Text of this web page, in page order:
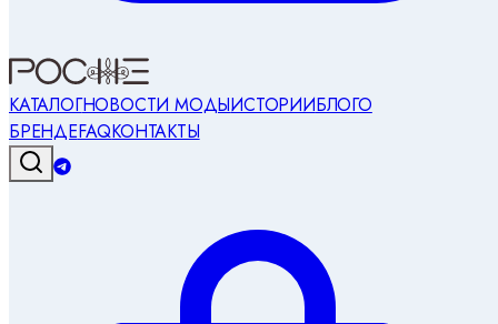
КАТАЛОГНОВОСТИ МОДЫИСТОРИИБЛОГО
БРЕНДЕFAQКОНТАКТЫ